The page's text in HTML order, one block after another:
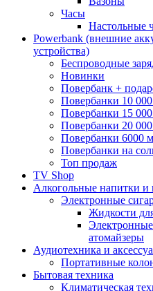
Часы
Настольные
Powerbank (внешние
устройства)
Беспроводные
Новинки
Повербанк +
Повербанки 10
Повербанки 15
Повербанки 20
Повербанки 6000
Повербанки на
Топ продаж
TV Shop
Алкогольные напитки и
Электронные
Жидкости
атомайзеры
Аудиотехника и
Портативные
Бытовая техника
Климатическая